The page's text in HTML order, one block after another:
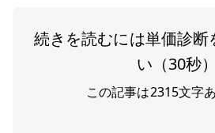
続きを読むには単価診断
い（30秒）
この記事は2315文字